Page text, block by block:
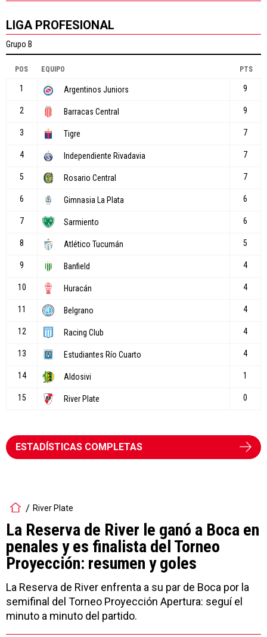
LIGA PROFESIONAL
ESTADÍSTICAS COMPLETAS
River Plate
La Reserva de River le ganó a Boca en
penales y es finalista del Torneo
Proyección: resumen y goles
La Reserva de River enfrenta a su par de Boca por la
semifinal del Torneo Proyección Apertura: seguí el
minuto a minuto del partido.